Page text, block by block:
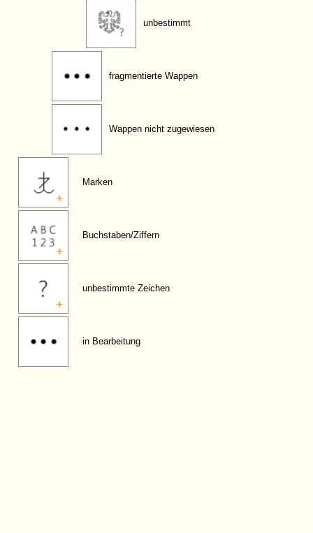
unbestimmt
fragmentierte Wappen
Wappen nicht zugewiesen
Marken
Buchstaben/Ziffern
unbestimmte Zeichen
in Bearbeitung